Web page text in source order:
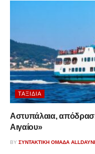
ΤΑΞΊΔΙΑ
Αστυπάλαια,
Αιγαίου»
BY ΣΥΝΤΑΚΤΙΚΉ ΟΜΆΔΑ